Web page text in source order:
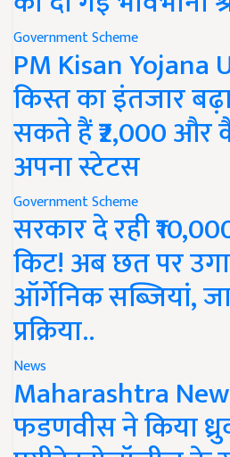
Government Scheme
PM Kisan Yojana
किस्त का इंतजार
सकते हैं ₹2,000
अपना स्टेटस
Government Scheme
सरकार दे रही
किट! अब छत पर
ऑर्गेनिक सब्जियां,
प्रक्रिया..
News
Maharashtra
फडणवीस ने किया